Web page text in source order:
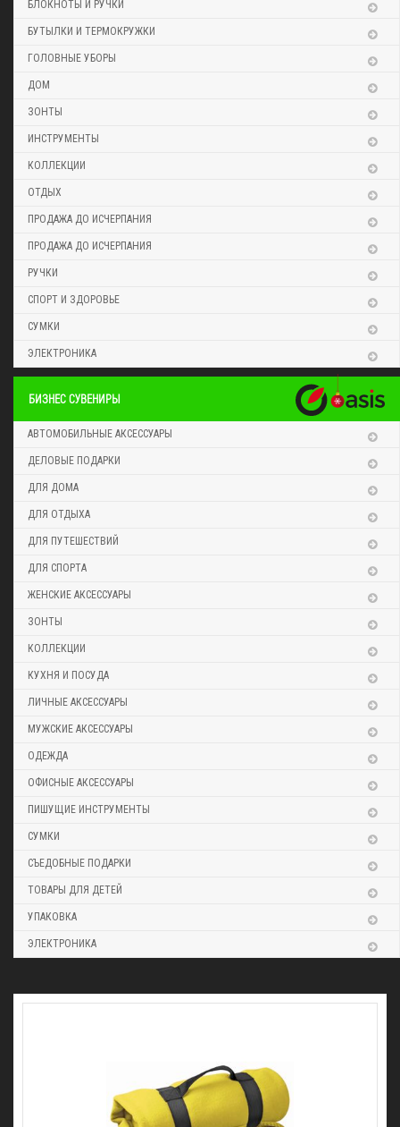
БЛОКНОТЫ И РУЧКИ
БУТЫЛКИ И ТЕРМОКРУЖКИ
ГОЛОВНЫЕ УБОРЫ
ДОМ
ЗОНТЫ
ИНСТРУМЕНТЫ
КОЛЛЕКЦИИ
ОТДЫХ
ПРОДАЖА ДО ИСЧЕРПАНИЯ
ПРОДАЖА ДО ИСЧЕРПАНИЯ
РУЧКИ
СПОРТ И ЗДОРОВЬЕ
СУМКИ
ЭЛЕКТРОНИКА
БИЗНЕС СУВЕНИРЫ
АВТОМОБИЛЬНЫЕ АКСЕССУАРЫ
ДЕЛОВЫЕ ПОДАРКИ
ДЛЯ ДОМА
ДЛЯ ОТДЫХА
ДЛЯ ПУТЕШЕСТВИЙ
ДЛЯ СПОРТА
ЖЕНСКИЕ АКСЕССУАРЫ
ЗОНТЫ
КОЛЛЕКЦИИ
КУХНЯ И ПОСУДА
ЛИЧНЫЕ АКСЕССУАРЫ
МУЖСКИЕ АКСЕССУАРЫ
ОДЕЖДА
ОФИСНЫЕ АКСЕССУАРЫ
ПИШУЩИЕ ИНСТРУМЕНТЫ
СУМКИ
СЪЕДОБНЫЕ ПОДАРКИ
ТОВАРЫ ДЛЯ ДЕТЕЙ
УПАКОВКА
ЭЛЕКТРОНИКА